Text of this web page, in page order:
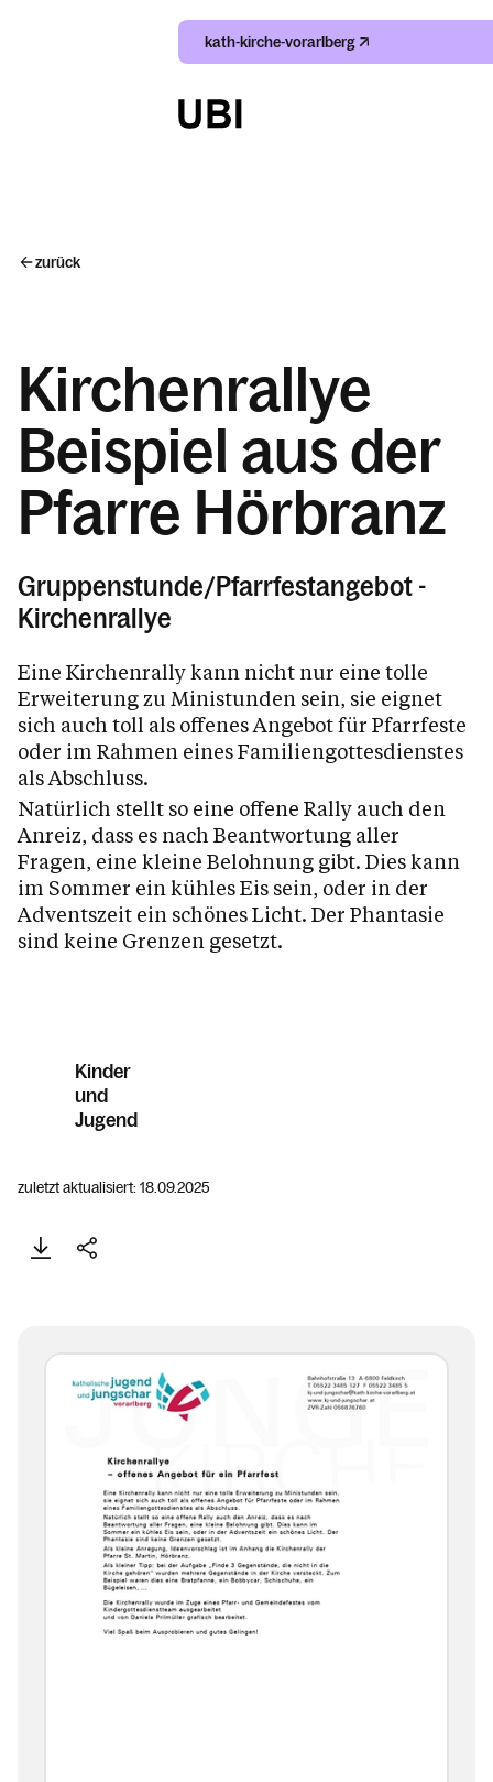
kath-kirche-vorarlberg
zurück
Kirchenrallye
Beispiel aus der
Pfarre Hörbranz
Gruppenstunde/Pfarrfestangebot -
Kirchenrallye
Eine Kirchenrally kann nicht nur eine tolle
Erweiterung zu Ministunden sein, sie eignet
sich auch toll als offenes Angebot für Pfarrfeste
oder im Rahmen eines Familiengottesdienstes
als Abschluss.
Natürlich stellt so eine offene Rally auch den
Anreiz, dass es nach Beantwortung aller
Fragen, eine kleine Belohnung gibt. Dies kann
im Sommer ein kühles Eis sein, oder in der
Adventszeit ein schönes Licht. Der Phantasie
sind keine Grenzen gesetzt.
Kinder
und
Jugend
zuletzt aktualisiert: 18.09.2025